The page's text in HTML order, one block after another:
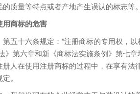
质量等特点或者产地产生误认的标志等。
商标的危害
十六条规定：”注册商标的专用权，以
》第六章和新《商标法实施条例》第七
册人在使用注册商标的过程中，在享有法
。